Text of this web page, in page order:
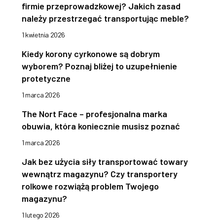
firmie przeprowadzkowej? Jakich zasad
należy przestrzegać transportując meble?
1 kwietnia 2026
Kiedy korony cyrkonowe są dobrym
wyborem? Poznaj bliżej to uzupełnienie
protetyczne
1 marca 2026
The Nort Face – profesjonalna marka
obuwia, która koniecznie musisz poznać
1 marca 2026
Jak bez użycia siły transportować towary
wewnątrz magazynu? Czy transportery
rolkowe rozwiążą problem Twojego
magazynu?
1 lutego 2026